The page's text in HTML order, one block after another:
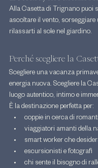
Alla Casetta di Trignano puoi
ascoltare il vento,
rilassarti al sole nel giardino.
Perché scegliere la
Scegliere una vacanza
energia nuova. Scegliere la
luogo autentico, intimo e
È la destinazione perfetta per:
coppie in cerca di
viaggiatori amanti della
smart worker che
escursionisti e fotografi
chi sente il bisogno di